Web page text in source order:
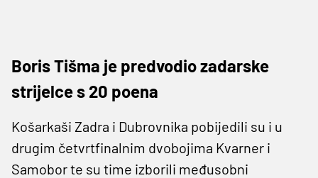
Boris Tišma je predvodio zadarske
strijelce s 20 poena
Košarkaši Zadra i Dubrovnika pobijedili su i u
drugim četvrtfinalnim dvobojima Kvarner i
Samobor te su time izborili međusobni